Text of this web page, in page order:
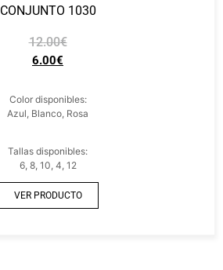
CONJUNTO 1030
12.00€
6.00€
Color disponibles:
Azul, Blanco, Rosa
Tallas disponibles:
6, 8, 10, 4, 12
VER PRODUCTO